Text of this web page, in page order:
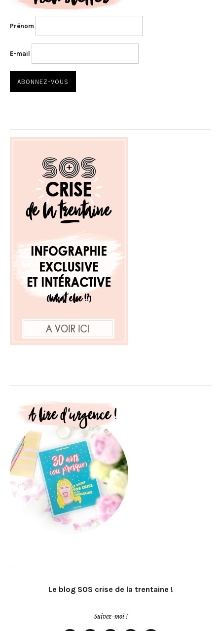
Prénom
E-mail
Le blog SOS crise de la trentaine !
Suivez-moi !